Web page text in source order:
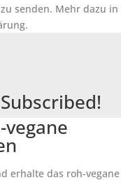
senden. Mehr dazu in
erhalte das roh-vegane